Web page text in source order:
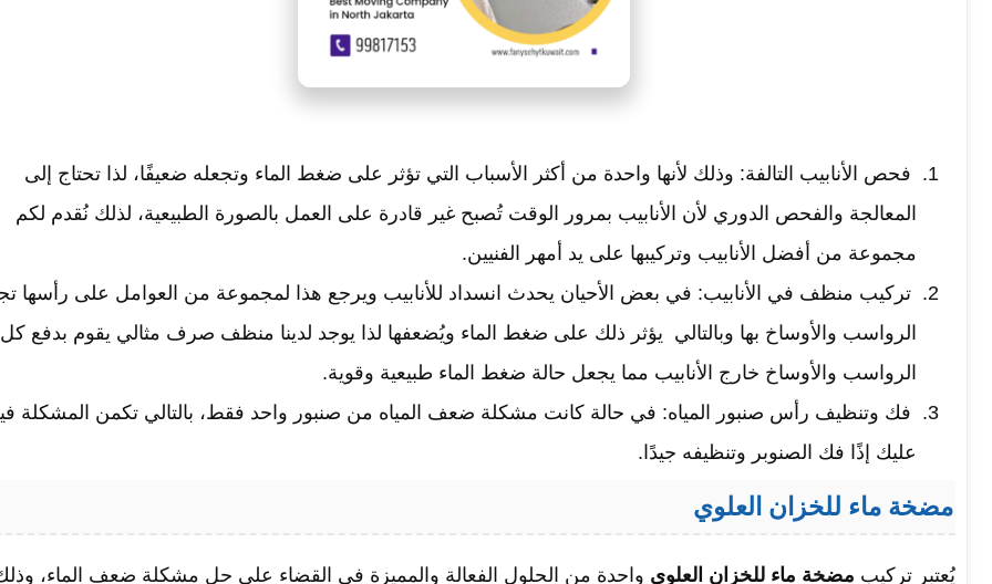
فحص الأنابيب التالفة: وذلك لأنها واحدة من أكثر الأسباب التي تؤثر على ضغط الماء وتجعله ضعيفًا، لذا تحتاج إلى
المعالجة والفحص الدوري لأن الأنابيب بمرور الوقت تُصبح غير قادرة على العمل بالصورة الطبيعية، لذلك نُقدم لكم
مجموعة من أفضل الأنابيب وتركيبها على يد أمهر الفنيين.
تركيب منظف في الأنابيب: في بعض الأحيان يحدث انسداد للأنابيب ويرجع هذا لمجموعة من العوامل على رأسها
الرواسب والأوساخ بها وبالتالي يؤثر ذلك على ضغط الماء ويُضعفها لذا يوجد لدينا منظف صرف مثالي يقوم بدفع كل
الرواسب والأوساخ خارج الأنابيب مما يجعل حالة ضغط الماء طبيعية وقوية.
فك وتنظيف رأس صنبور المياه: في حالة كانت مشكلة ضعف المياه من صنبور واحد فقط، بالتالي تكمن المشكلة
عليك إذًا فك الصنوبر وتنظيفه جيدًا.
مضخة ماء للخزان العلوي
يُعتبر تركيب مضخة ماء للخزان العلوي واحدة من الحلول الفعالة والمميزة في القضاء على حل مشكلة ضعف الماء،